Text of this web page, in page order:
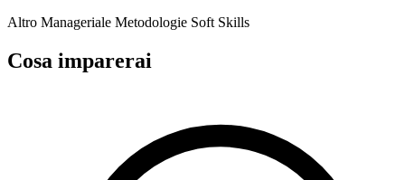
Altro Manageriale Metodologie Soft Skills
Cosa imparerai